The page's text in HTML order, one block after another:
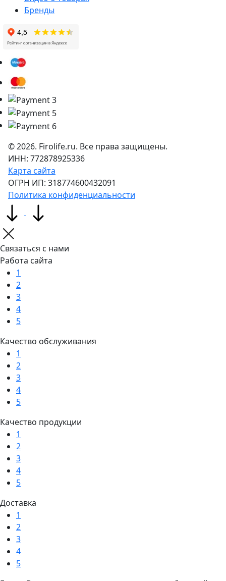
Бренды
©2026. Firolife.ru. Все права защищены.
ИНН: 772878925336
Карта сайта
ОГРН ИП: 318774600432091
Политика конфиденциальности
Связаться с нами
Работа сайта
1
2
3
4
5
Качество обслуживания
1
2
3
4
5
Качество продукции
1
2
3
4
5
Доставка
1
2
3
4
5